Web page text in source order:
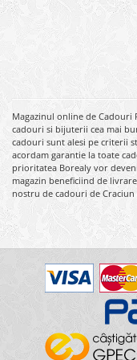
Magazinul online de Cadouri
cadouri si bijuterii cea mai
cadouri sunt alesi pe criterii
acordam garantie la toate
prioritatea Borealy vor
magazin beneficiind de
nostru de cadouri de